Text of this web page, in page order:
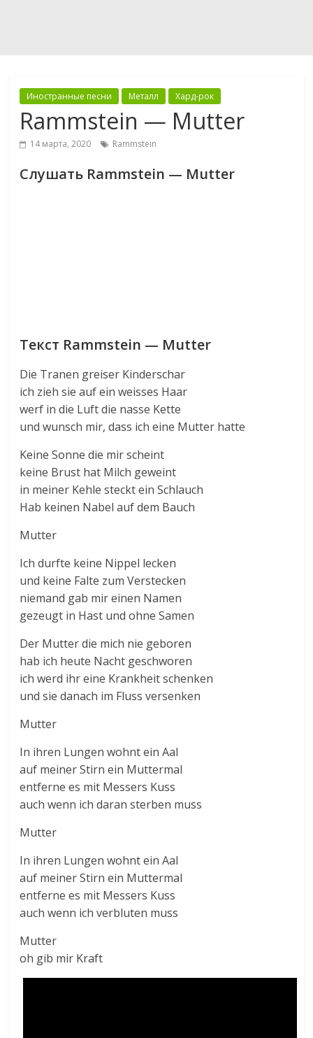
Иностранные песни Металл Хард-рок
Rammstein — Mutter
14 марта, 2020 Rammstein
Слушать Rammstein — Mutter
Текст Rammstein — Mutter
Die Tranen greiser Kinderschar
ich zieh sie auf ein weisses Haar
werf in die Luft die nasse Kette
und wunsch mir, dass ich eine Mutter hatte
Keine Sonne die mir scheint
keine Brust hat Milch geweint
in meiner Kehle steckt ein Schlauch
Hab keinen Nabel auf dem Bauch
Mutter
Ich durfte keine Nippel lecken
und keine Falte zum Verstecken
niemand gab mir einen Namen
gezeugt in Hast und ohne Samen
Der Mutter die mich nie geboren
hab ich heute Nacht geschworen
ich werd ihr eine Krankheit schenken
und sie danach im Fluss versenken
Mutter
In ihren Lungen wohnt ein Aal
auf meiner Stirn ein Muttermal
entferne es mit Messers Kuss
auch wenn ich daran sterben muss
Mutter
In ihren Lungen wohnt ein Aal
auf meiner Stirn ein Muttermal
entferne es mit Messers Kuss
auch wenn ich verbluten muss
Mutter
oh gib mir Kraft